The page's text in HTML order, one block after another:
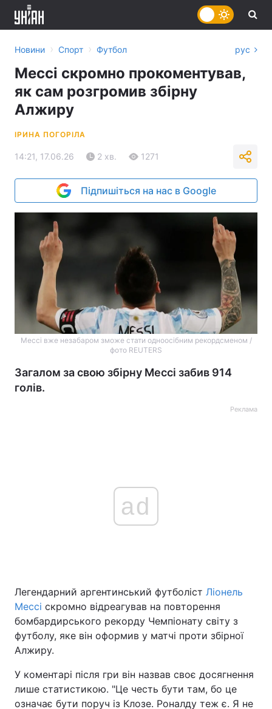
Головна Війна
Україна Політика
Економіка
Спорт Наука
Техно і зв'язок Лайт
Новини › Спорт › Футбол рус
Мессі скромно прокоментував,
як сам розгромив збірну
Алжиру
ІРИНА ПОГОРІЛА
14:21, 17.06.26 2 хв. 1271
Підпишіться на нас в Google
Мессі вже незабаром зможе стати одноосібним рекордсменом /
фото REUTERS
Загалом за свою збірну Мессі забив 914
голів.
Реклама
ad
Легендарний аргентинський футболіст Ліонель
Мессі скромно відреагував на повторення
бомбардирського рекорду Чемпіонату світу з
футболу, яке він оформив у матчі проти збірної
Алжиру.
У коментарі після гри він назвав своє досягнення
лише статистикою. "Це честь бути там, бо це
означає бути поруч із Клозе. Роналду теж є. Я не